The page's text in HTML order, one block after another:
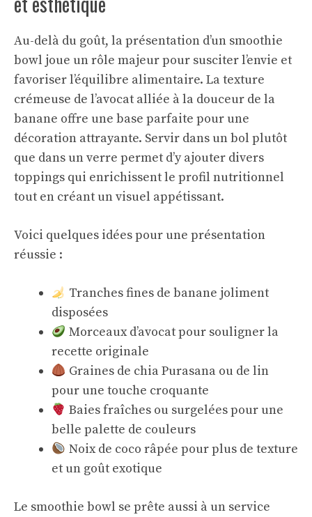
Au-delà du goût, la présentation d’un smoothie
bowl joue un rôle majeur pour susciter l’envie et
favoriser l’équilibre alimentaire. La texture
crémeuse de l’avocat alliée à la douceur de la
banane offre une base parfaite pour une
décoration attrayante. Servir dans un bol plutôt
que dans un verre permet d’y ajouter divers
toppings qui enrichissent le profil nutritionnel
tout en créant un visuel appétissant.
Voici quelques idées pour une présentation
réussie :
Tranches fines de banane joliment
disposées
Morceaux d’avocat pour souligner la
recette originale
Graines de chia Purasana ou de lin
pour une touche croquante
Baies fraîches ou surgelées pour une
belle palette de couleurs
Noix de coco râpée pour plus de texture
et un goût exotique
Le smoothie bowl se prête aussi à un service